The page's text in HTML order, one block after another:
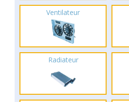
Ventilateur
Radiateur